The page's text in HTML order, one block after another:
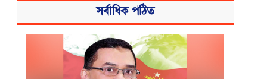
সর্বাধিক পঠিত